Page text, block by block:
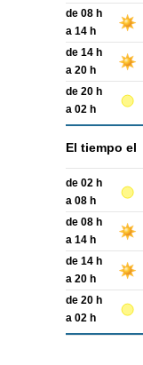
de 08 h
a 14 h
de 14 h
a 20 h
de 20 h
a 02 h
El tiempo el
de 02 h
a 08 h
de 08 h
a 14 h
de 14 h
a 20 h
de 20 h
a 02 h